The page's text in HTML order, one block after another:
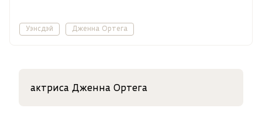
Уэнсдэй Дженна Ортега
актриса Дженна Ортега